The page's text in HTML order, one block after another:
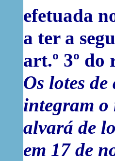
efetuada
a ter a
art.º 3º
Os lotes
integram o
alvará de
em 17 de